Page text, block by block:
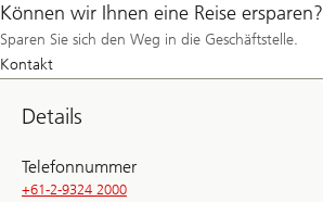
Können wir Ihnen eine Reise ersparen?
Sparen Sie sich den Weg in die Geschäftstelle.
Kontakt
Details
Telefonnummer
+61-2-9324 2000